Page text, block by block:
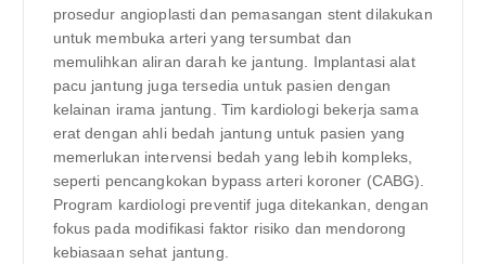
prosedur angioplasti dan pemasangan stent dilakukan
untuk membuka arteri yang tersumbat dan
memulihkan aliran darah ke jantung. Implantasi alat
pacu jantung juga tersedia untuk pasien dengan
kelainan irama jantung. Tim kardiologi bekerja sama
erat dengan ahli bedah jantung untuk pasien yang
memerlukan intervensi bedah yang lebih kompleks,
seperti pencangkokan bypass arteri koroner (CABG).
Program kardiologi preventif juga ditekankan, dengan
fokus pada modifikasi faktor risiko dan mendorong
kebiasaan sehat jantung.